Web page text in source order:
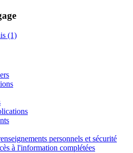
(1)
personnels et sécurité
à l'information complétées